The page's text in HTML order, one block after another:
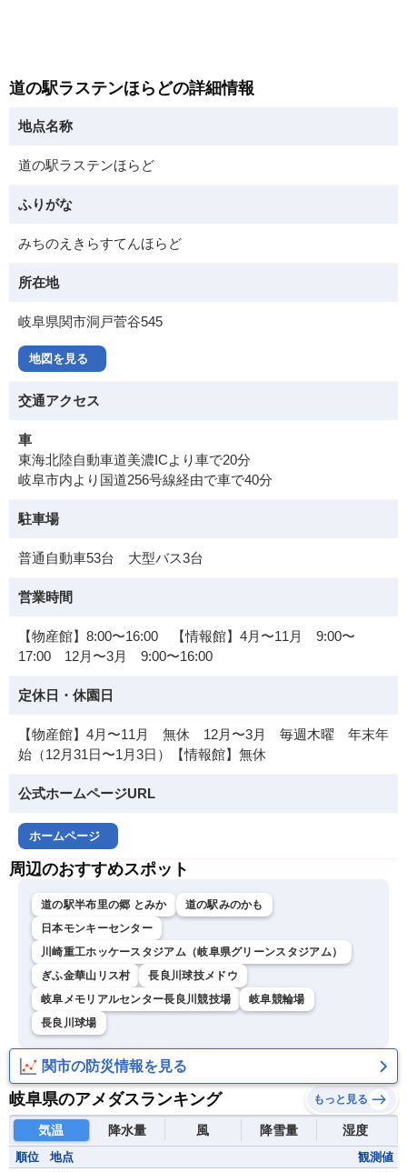
道の駅ラステンほらどの詳細情報
地点名称
道の駅ラステンほらど
ふりがな
みちのえきらすてんほらど
所在地
岐阜県関市洞戸菅谷545
地図を見る
交通アクセス
車
東海北陸自動車道美濃ICより車で20分
岐阜市内より国道256号線経由で車で40分
駐車場
普通自動車53台 大型バス3台
営業時間
【物産館】8:00〜16:00 【情報館】4月〜11月 9:00〜
17:00 12月〜3月 9:00〜16:00
定休日・休園日
【物産館】4月〜11月 無休 12月〜3月 毎週木曜 年末年
始（12月31日〜1月3日）【情報館】無休
公式ホームページURL
ホームページ
周辺のおすすめスポット
道の駅半布里の郷 とみか
道の駅みのかも
日本モンキーセンター
川崎重工ホッケースタジアム（岐阜県グリーンスタジアム）
ぎふ金華山リス村
長良川球技メドウ
岐阜メモリアルセンター長良川競技場
岐阜競輪場
長良川球場
関市の防災情報を見る
岐阜県のアメダスランキング もっと見る
気温 降水量 風 降雪量 湿度
順位 地点 観測値